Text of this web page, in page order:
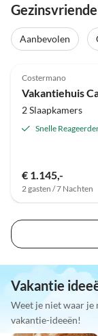
Aanbevolen
Costermano
Vakantiehuis
2 Slaapkamers
Snelle
€ 1.145,-
2 gasten / 7 Nachten
Vakantie
Weet je niet waar je
vakantie-ideeën!